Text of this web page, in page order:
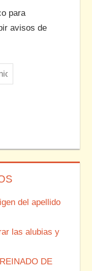
para
avisos de
del apellido
las alubias y
DE